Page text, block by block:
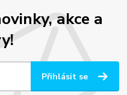
akce a
Přihlásit se